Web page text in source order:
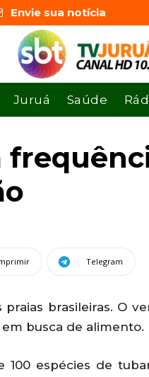
Envie sua notícia
Juruá Saúde
Telegram
brasileiras. O
busca de alimento.
espécies de